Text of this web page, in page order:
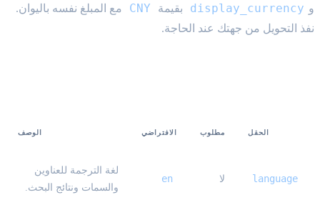
و display_currency بقيمة CNY
مع المبلغ نفسه باليوان.
نفذ التحويل من جهتك عند الحاجة.
الحقل مطلوب الافتراضي الوصف
language لا en
لغة الترجمة للعناوين
والسمات ونتائج البحث.